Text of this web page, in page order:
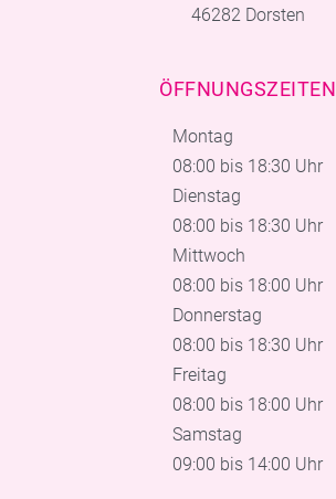
46282 Dorsten
ÖFFNUNGSZEITEN
Montag
08:00 bis 18:30 Uhr
Dienstag
08:00 bis 18:30 Uhr
Mittwoch
08:00 bis 18:00 Uhr
Donnerstag
08:00 bis 18:30 Uhr
Freitag
08:00 bis 18:00 Uhr
Samstag
09:00 bis 14:00 Uhr